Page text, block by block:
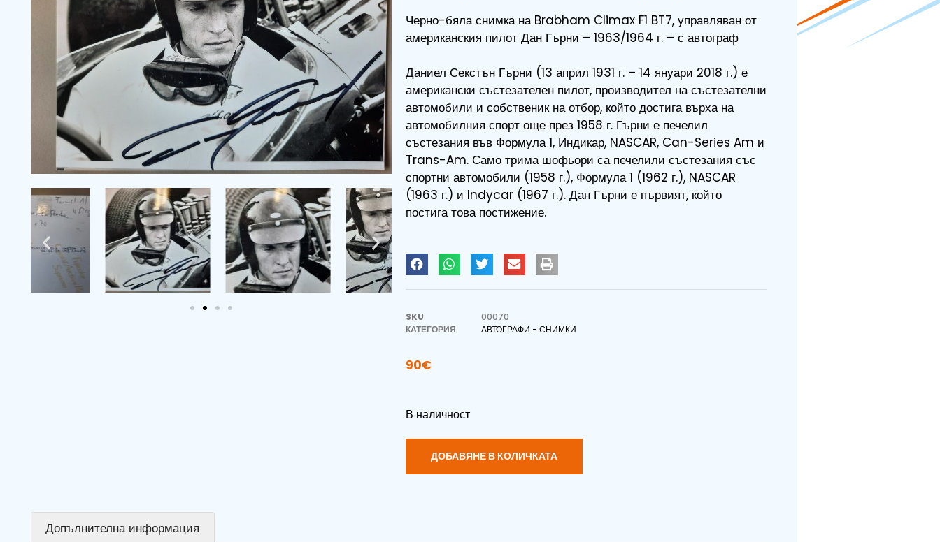
Черно-бяла снимка на Brabham Climax F1 BT7, управляван от
американския пилот Дан Гърни – 1963/1964 г. – с автограф
Даниел Секстън Гърни (13 април 1931 г. – 14 януари 2018 г.) е
американски състезателен пилот, производител на състезателни
автомобили и собственик на отбор, който достига върха на
автомобилния спорт още през 1958 г. Гърни е печелил
състезания във Формула 1, Индикар, NASCAR, Can-Series Am и
Trans-Am. Само трима шофьори са печелили състезания със
спортни автомобили (1958 г.), Формула 1 (1962 г.), NASCAR
(1963 г.) и Indycar (1967 г.). Дан Гърни е първият, който
постига това постижение.
SKU
00070
КАТЕГОРИЯ
АВТОГРАФИ - СНИМКИ
90€
В наличност
ДОБАВЯНЕ В КОЛИЧКАТА
Допълнителна информация